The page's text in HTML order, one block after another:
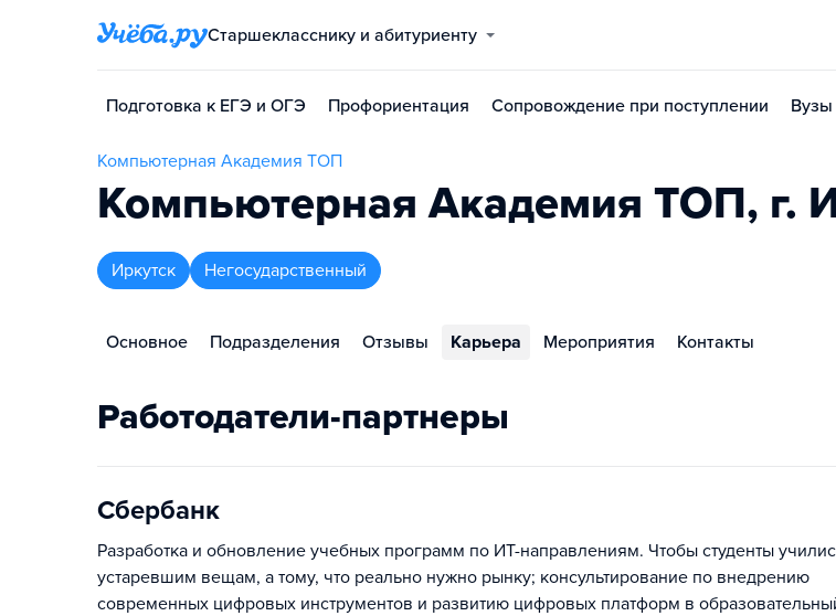
Старшекласснику и абитуриенту
Подготовка к ЕГЭ и ОГЭ Профориентация Сопровождение при поступлении Вузы
Компьютерная Академия ТОП
Компьютерная Академия TOП, г.
Иркутск Негосударственный
Основное Подразделения Отзывы Карьера Мероприятия Контакты
Работодатели-партнеры
Сбербанк
Разработка и обновление учебных программ по ИТ-направлениям. Чтобы студенты
устаревшим вещам, а тому, что реально нужно рынку; консультирование по внедрению
современных цифровых инструментов и развитию цифровых платформ в